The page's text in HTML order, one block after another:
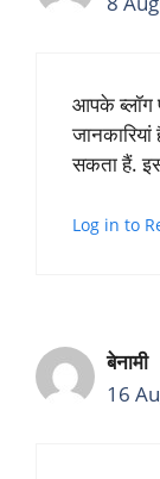
आपके ब्लॉग
सकता हैं.
Log in to
बेनामी
16